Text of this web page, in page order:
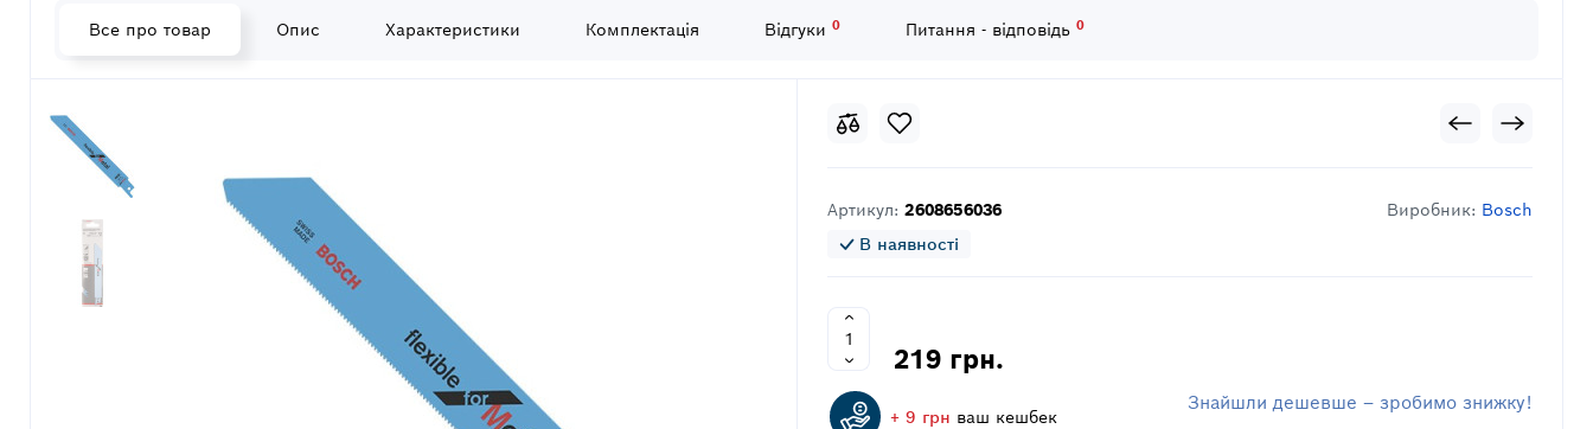
Все про товар Опис Характеристики Комплектація Відгуки 0 Питання - відповідь 0
Артикул: 2608656036 Виробник: Bosch
В наявності
219 грн.
+ 9 грн ваш кешбек
Знайшли дешевше – зробимо знижку!